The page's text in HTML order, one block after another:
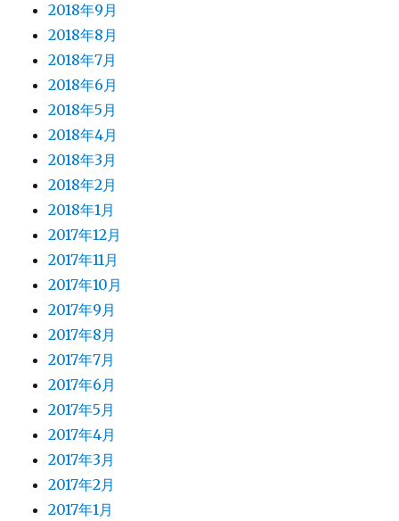
2018年9月
2018年8月
2018年7月
2018年6月
2018年5月
2018年4月
2018年3月
2018年2月
2018年1月
2017年12月
2017年11月
2017年10月
2017年9月
2017年8月
2017年7月
2017年6月
2017年5月
2017年4月
2017年3月
2017年2月
2017年1月